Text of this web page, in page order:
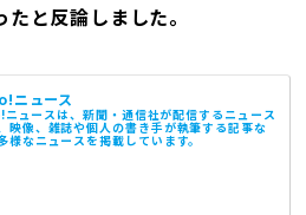
と反論しました。
ニュース
ュースは、新聞・通信社が配信するニュース
映像、雑誌や個人の書き手が執筆する記事な
様なニュースを掲載しています。